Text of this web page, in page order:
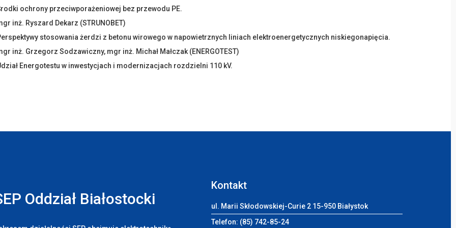
ochrony przeciwporażeniowej bez przewodu PE.
inż. Ryszard Dekarz (STRUNOBET)
stosowania żerdzi z betonu wirowego w napowietrznych liniach elektroenergetycznych niskiegonapięcia.
inż. Grzegorz Sodzawiczny, mgr inż. Michał Małczak (ENERGOTEST)
Energotestu w inwestycjach i modernizacjach rozdzielni 110 kV.
Oddział Białostocki
Kontakt
ul. Marii Skłodowskiej-Curie 2 15-950 Białystok
Telefon: (85) 742-85-24